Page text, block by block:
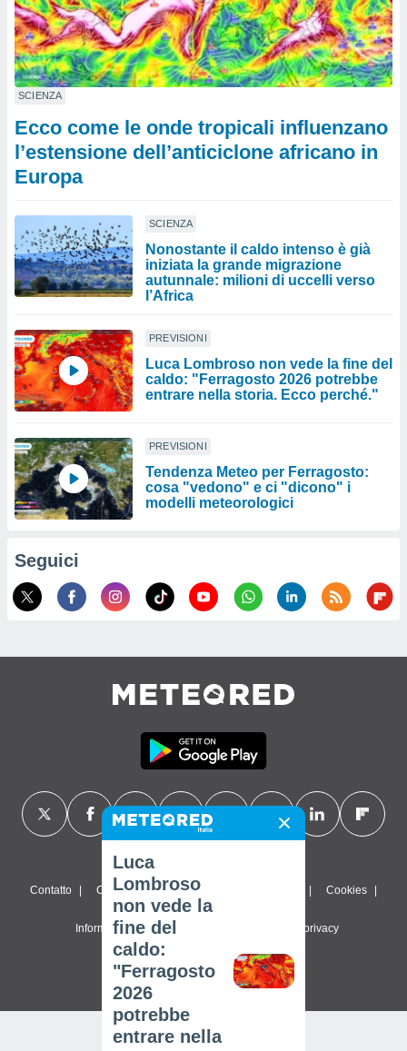
SCIENZA
Ecco come le onde tropicali influenzano
l’estensione dell’anticiclone africano in
Europa
SCIENZA
Nonostante il caldo intenso è già
iniziata la grande migrazione
autunnale: milioni di uccelli verso
l’Africa
PREVISIONI
Luca Lombroso non vede la fine del
caldo: "Ferragosto 2026 potrebbe
entrare nella storia. Ecco perché."
PREVISIONI
Tendenza Meteo per Ferragosto:
cosa "vedono" e ci "dicono" i
modelli meteorologici
Seguici
Contatto Chi siamo FAQ Cookies
Informativa sulla privacy Impostazioni sulla privacy
© 2026 Meteored. Tutti i diritti riservati
Luca
Lombroso
non vede la
fine del
caldo:
"Ferragosto
2026
potrebbe
entrare nella